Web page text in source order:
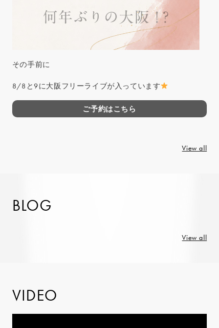
その手前に
8/8と9に大阪フリーライブが入っています
ご予約はこちら
View all
BLOG
View all
VIDEO